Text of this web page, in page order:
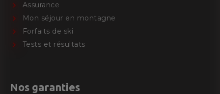
Assurance
Mon séjour en montagne
Forfaits de ski
Tests et résultats
Nos garanties